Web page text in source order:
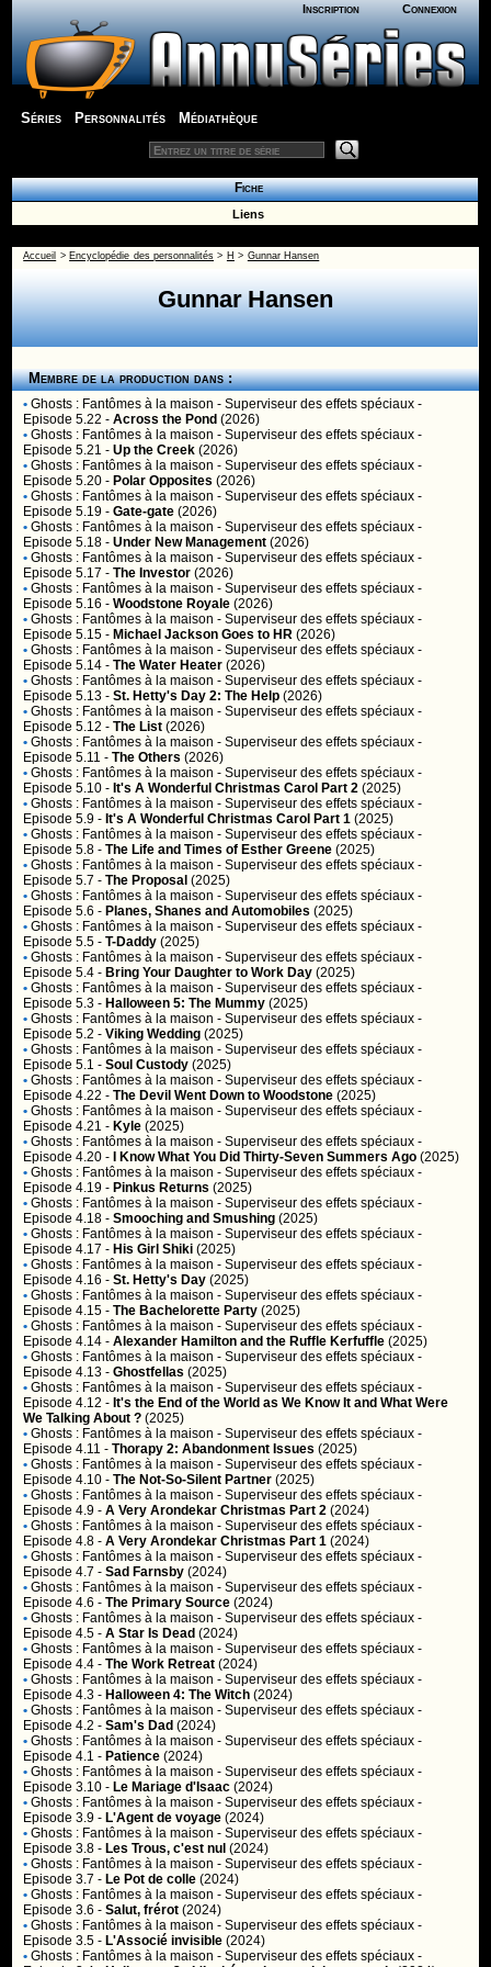
Inscription Connexion
Séries Personnalités Médiathèque
Fiche
Liens
Accueil > Encyclopédie des personnalités > H > Gunnar Hansen
Gunnar Hansen
Membre de la production dans :
• Ghosts : Fantômes à la maison - Superviseur des effets spéciaux -
Episode 5.22 -Across the Pond (2026)
• Ghosts : Fantômes à la maison - Superviseur des effets spéciaux -
Episode 5.21 -Up the Creek (2026)
• Ghosts : Fantômes à la maison - Superviseur des effets spéciaux -
Episode 5.20 - Polar Opposites (2026)
• Ghosts : Fantômes à la maison - Superviseur des effets spéciaux -
Episode 5.19 -Gate-gate (2026)
• Ghosts : Fantômes à la maison - Superviseur des effets spéciaux -
Episode 5.18 -Under New Management (2026)
• Ghosts : Fantômes à la maison - Superviseur des effets spéciaux -
Episode 5.17 -The Investor (2026)
• Ghosts : Fantômes à la maison - Superviseur des effets spéciaux -
Episode 5.16 -Woodstone Royale (2026)
• Ghosts : Fantômes à la maison - Superviseur des effets spéciaux -
Episode 5.15 - Michael Jackson Goes to HR (2026)
• Ghosts : Fantômes à la maison - Superviseur des effets spéciaux -
Episode 5.14 -The Water Heater (2026)
• Ghosts : Fantômes à la maison - Superviseur des effets spéciaux -
Episode 5.13 -St. Hetty's Day 2: The Help (2026)
• Ghosts : Fantômes à la maison - Superviseur des effets spéciaux -
Episode 5.12 -The List (2026)
• Ghosts : Fantômes à la maison - Superviseur des effets spéciaux -
Episode 5.11 -The Others (2026)
• Ghosts : Fantômes à la maison - Superviseur des effets spéciaux -
Episode 5.10 - It's A Wonderful Christmas Carol Part 2 (2025)
• Ghosts : Fantômes à la maison - Superviseur des effets spéciaux -
Episode 5.9 - It's A Wonderful Christmas Carol Part 1 (2025)
• Ghosts : Fantômes à la maison - Superviseur des effets spéciaux -
Episode 5.8 -The Life and Times of Esther Greene (2025)
• Ghosts : Fantômes à la maison - Superviseur des effets spéciaux -
Episode 5.7 -The Proposal (2025)
• Ghosts : Fantômes à la maison - Superviseur des effets spéciaux -
Episode 5.6 - Planes, Shanes and Automobiles (2025)
• Ghosts : Fantômes à la maison - Superviseur des effets spéciaux -
Episode 5.5 -T-Daddy (2025)
• Ghosts : Fantômes à la maison - Superviseur des effets spéciaux -
Episode 5.4 - Bring Your Daughter to Work Day (2025)
• Ghosts : Fantômes à la maison - Superviseur des effets spéciaux -
Episode 5.3 - Halloween 5: The Mummy (2025)
• Ghosts : Fantômes à la maison - Superviseur des effets spéciaux -
Episode 5.2 -Viking Wedding (2025)
• Ghosts : Fantômes à la maison - Superviseur des effets spéciaux -
Episode 5.1 -Soul Custody (2025)
• Ghosts : Fantômes à la maison - Superviseur des effets spéciaux -
Episode 4.22 -The Devil Went Down to Woodstone (2025)
• Ghosts : Fantômes à la maison - Superviseur des effets spéciaux -
Episode 4.21 - Kyle (2025)
• Ghosts : Fantômes à la maison - Superviseur des effets spéciaux -
Episode 4.20 -
I Know What You Did Thirty-Seven Summers Ago (2025)
• Ghosts : Fantômes à la maison - Superviseur des effets spéciaux -
Episode 4.19 - Pinkus Returns (2025)
• Ghosts : Fantômes à la maison - Superviseur des effets spéciaux -
Episode 4.18 -Smooching and Smushing (2025)
• Ghosts : Fantômes à la maison - Superviseur des effets spéciaux -
Episode 4.17 - His Girl Shiki (2025)
• Ghosts : Fantômes à la maison - Superviseur des effets spéciaux -
Episode 4.16 -St. Hetty's Day (2025)
• Ghosts : Fantômes à la maison - Superviseur des effets spéciaux -
Episode 4.15 -The Bachelorette Party (2025)
• Ghosts : Fantômes à la maison - Superviseur des effets spéciaux -
Episode 4.14 -Alexander Hamilton and the Ruffle Kerfuffle (2025)
• Ghosts : Fantômes à la maison - Superviseur des effets spéciaux -
Episode 4.13 -Ghostfellas (2025)
• Ghosts : Fantômes à la maison - Superviseur des effets spéciaux -
Episode 4.12 - It's the End of the World as We Know It and What Were
We Talking About ? (2025)
• Ghosts : Fantômes à la maison - Superviseur des effets spéciaux -
Episode 4.11 -Thorapy 2: Abandonment Issues (2025)
• Ghosts : Fantômes à la maison - Superviseur des effets spéciaux -
Episode 4.10 -The Not-So-Silent Partner (2025)
• Ghosts : Fantômes à la maison - Superviseur des effets spéciaux -
Episode 4.9 -A Very Arondekar Christmas Part 2 (2024)
• Ghosts : Fantômes à la maison - Superviseur des effets spéciaux -
Episode 4.8 -A Very Arondekar Christmas Part 1 (2024)
• Ghosts : Fantômes à la maison - Superviseur des effets spéciaux -
Episode 4.7 -Sad Farnsby (2024)
• Ghosts : Fantômes à la maison - Superviseur des effets spéciaux -
Episode 4.6 -The Primary Source (2024)
• Ghosts : Fantômes à la maison - Superviseur des effets spéciaux -
Episode 4.5 -A Star Is Dead (2024)
• Ghosts : Fantômes à la maison - Superviseur des effets spéciaux -
Episode 4.4 -The Work Retreat (2024)
• Ghosts : Fantômes à la maison - Superviseur des effets spéciaux -
Episode 4.3 - Halloween 4: The Witch (2024)
• Ghosts : Fantômes à la maison - Superviseur des effets spéciaux -
Episode 4.2 -Sam's Dad (2024)
• Ghosts : Fantômes à la maison - Superviseur des effets spéciaux -
Episode 4.1 - Patience (2024)
• Ghosts : Fantômes à la maison - Superviseur des effets spéciaux -
Episode 3.10 - Le Mariage d'Isaac (2024)
• Ghosts : Fantômes à la maison - Superviseur des effets spéciaux -
Episode 3.9 - L'Agent de voyage (2024)
• Ghosts : Fantômes à la maison - Superviseur des effets spéciaux -
Episode 3.8 - Les Trous, c'est nul (2024)
• Ghosts : Fantômes à la maison - Superviseur des effets spéciaux -
Episode 3.7 - Le Pot de colle (2024)
• Ghosts : Fantômes à la maison - Superviseur des effets spéciaux -
Episode 3.6 -Salut, frérot (2024)
• Ghosts : Fantômes à la maison - Superviseur des effets spéciaux -
Episode 3.5 - L'Associé invisible (2024)
• Ghosts : Fantômes à la maison - Superviseur des effets spéciaux -